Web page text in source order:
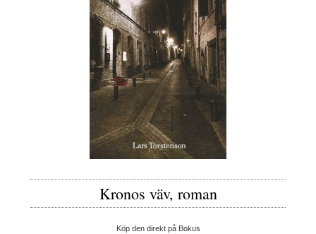
Kronos väv, roman
Köp den direkt på Bokus